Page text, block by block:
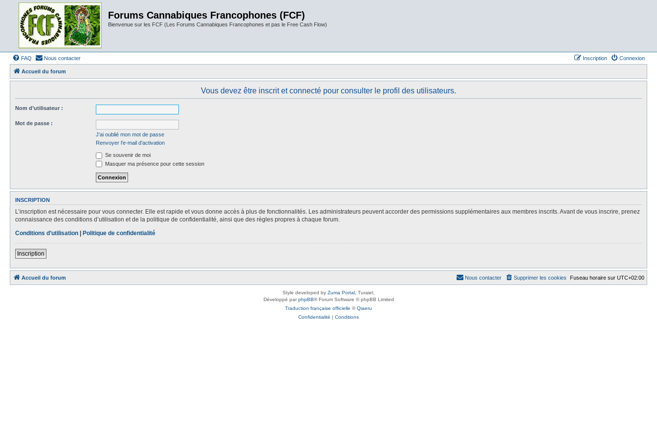
Forums Cannabiques Francophones (FCF)
Bienvenue sur les FCF (Les Forums Cannabiques Francophones et pas le Free Cash Flow)
FAQ Nous contacter Connexion
Inscription
Accueil du forum
Vous devez être inscrit et connecté pour consulter le profil des utilisateurs.
Nom d’utilisateur :
Mot de passe :
J’ai oublié mon mot de passe
Renvoyer l’e-mail d’activation
Se souvenir de moi
Masquer ma présence pour cette session
INSCRIPTION
L’inscription est nécessaire pour vous connecter. Elle est rapide et vous donne accès à plus de fonctionnalités. Les administrateurs peuvent accorder des permissions supplémentaires aux membres inscrits. Avant de vous inscrire, prenez
connaissance des conditions d’utilisation et de la politique de confidentialité, ainsi que des règles propres à chaque forum.
Conditions d’utilisation | Politique de confidentialité
Inscription
Accueil du forum Fuseau horaire sur UTC+02:00
Supprimer les cookies
Nous contacter
Style developed by Zuma Portal , Turaiel,
Développé parphpBB® Forum Software © phpBB Limited
Traduction française officielle ©Qiaeru
Confidentialité | Conditions